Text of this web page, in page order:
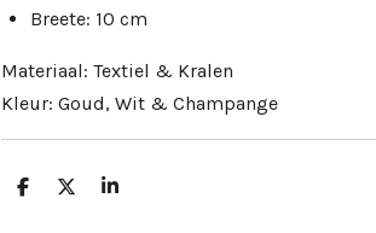
Breete: 10 cm
Materiaal: Textiel & Kralen
Kleur: Goud, Wit & Champange
D
D
S